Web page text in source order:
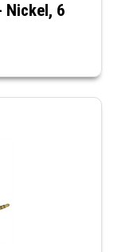
Nickel, 6